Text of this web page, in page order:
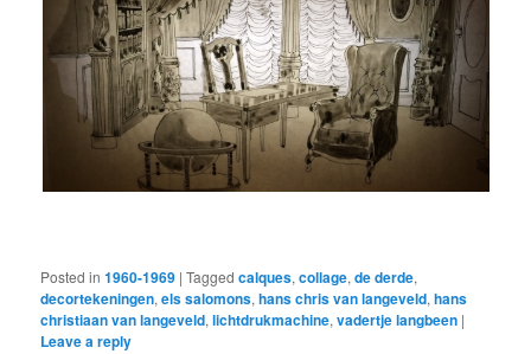
Posted in 1960-1969 |Tagged calques,collage,de derde,
decortekeningen,els salomons,hans chris van langeveld,hans
christiaan van langeveld,lichtdrukmachine,vadertje langbeen |
Leave a reply